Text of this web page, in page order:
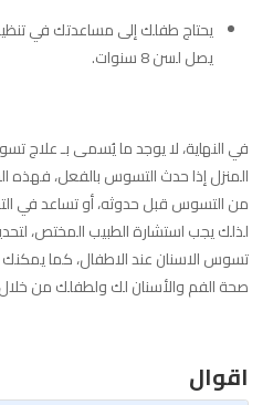
يحتاج طفلك إلى مساعدتك في
يصل لسن 8 سنوات.
في النهاية، لا يوجد ما يُسمى بـ علاج
المنزل إذا حدث التسوس بالفعل، فهذه
من التسوس قبل حدوثه، أو تساعد في
لذلك يجب استشارة الطبيب المختص،
تسوس الاسنان عند الاطفال، كما
صحة الفم والأسنان لك ولطفلك من
اقوال